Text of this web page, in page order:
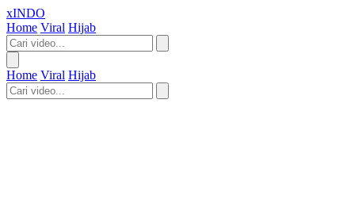
xINDO
Home Viral Hijab
Home Viral Hijab